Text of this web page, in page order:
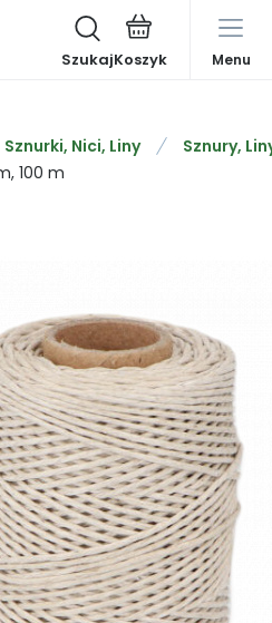
Szukaj Menu
Sznurki, Nici, Liny
Sznury,
100 m